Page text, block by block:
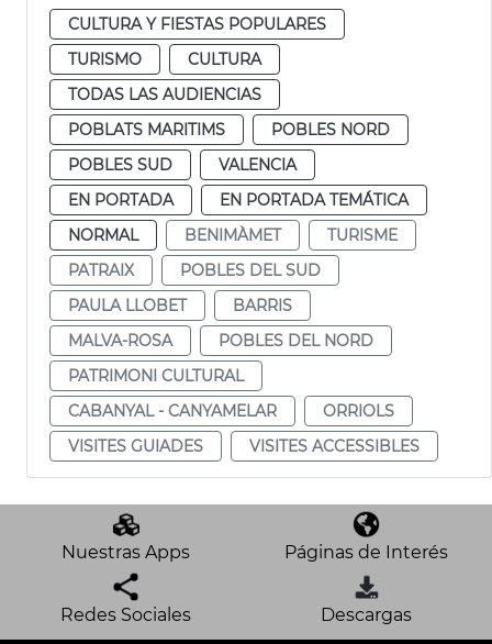
CULTURA Y FIESTAS POPULARES
TURISMO
CULTURA
TODAS LAS AUDIENCIAS
POBLATS MARITIMS
POBLES NORD
POBLES SUD
VALENCIA
EN PORTADA
EN PORTADA TEMÁTICA
NORMAL
BENIMÀMET
TURISME
PATRAIX
POBLES DEL SUD
PAULA LLOBET
BARRIS
MALVA-ROSA
POBLES DEL NORD
PATRIMONI CULTURAL
CABANYAL - CANYAMELAR
ORRIOLS
VISITES GUIADES
VISITES ACCESSIBLES
Nuestras Apps Páginas de Interés
Redes Sociales Descargas